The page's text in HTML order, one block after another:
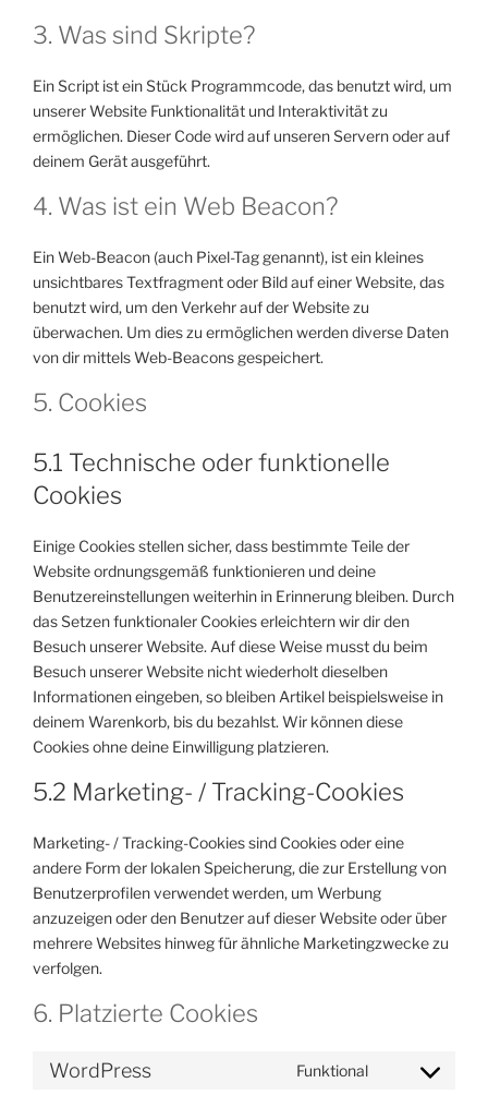
3. Was sind Skripte?
Ein Script ist ein Stück Programmcode, das benutzt wird, um
unserer Website Funktionalität und Interaktivität zu
ermöglichen. Dieser Code wird auf unseren Servern oder auf
deinem Gerät ausgeführt.
4. Was ist ein Web Beacon?
Ein Web-Beacon (auch Pixel-Tag genannt), ist ein kleines
unsichtbares Textfragment oder Bild auf einer Website, das
benutzt wird, um den Verkehr auf der Website zu
überwachen. Um dies zu ermöglichen werden diverse Daten
von dir mittels Web-Beacons gespeichert.
5. Cookies
5.1 Technische oder funktionelle
Cookies
Einige Cookies stellen sicher, dass bestimmte Teile der
Website ordnungsgemäß funktionieren und deine
Benutzereinstellungen weiterhin in Erinnerung bleiben. Durch
das Setzen funktionaler Cookies erleichtern wir dir den
Besuch unserer Website. Auf diese Weise musst du beim
Besuch unserer Website nicht wiederholt dieselben
Informationen eingeben, so bleiben Artikel beispielsweise in
deinem Warenkorb, bis du bezahlst. Wir können diese
Cookies ohne deine Einwilligung platzieren.
5.2 Marketing- / Tracking-Cookies
Marketing- / Tracking-Cookies sind Cookies oder eine
andere Form der lokalen Speicherung, die zur Erstellung von
Benutzerprofilen verwendet werden, um Werbung
anzuzeigen oder den Benutzer auf dieser Website oder über
mehrere Websites hinweg für ähnliche Marketingzwecke zu
verfolgen.
6. Platzierte Cookies
WordPress Funktional
Consent